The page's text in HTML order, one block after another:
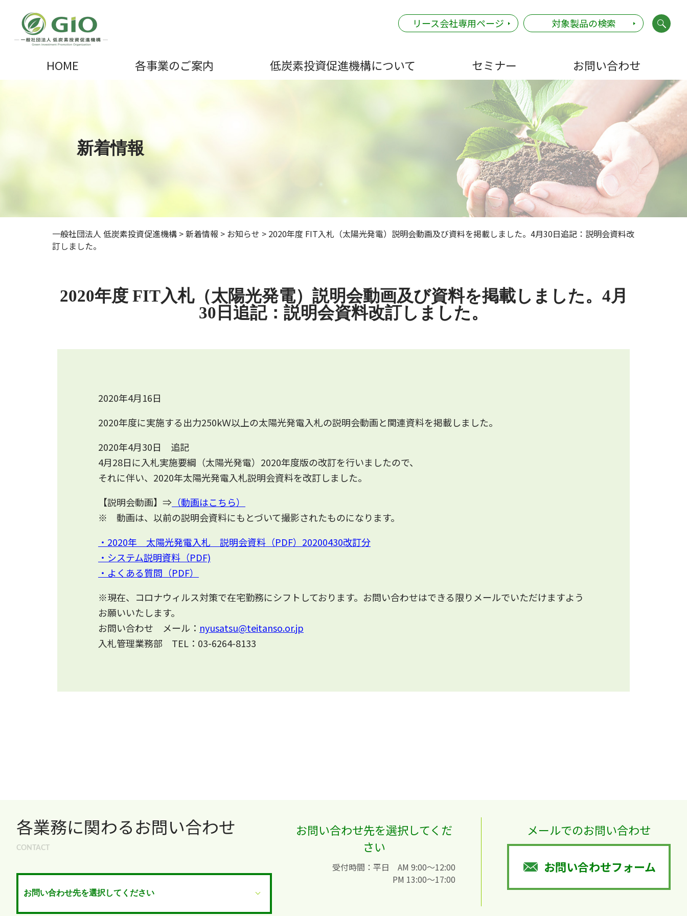
リース会社専用ページ 対象製品の検索
HOME 各事業のご案内 低炭素投資促進機構について セミナー お問い合わせ
新着情報
一般社団法人 低炭素投資促進機構 >新着情報 > お知らせ > 2020年度 FIT入札（太陽光発電）説明会動画及び資料を掲載しました。4月30日追記：説明会資料改
訂しました。
2020年度 FIT入札（太陽光発電）説明会動画及び資料を掲載しました。4月
30日追記：説明会資料改訂しました。
2020年4月16日
2020年度に実施する出力250kＷ以上の太陽光発電入札の説明会動画と関連資料を掲載しました。
2020年4月30日 追記
4月28日に入札実施要綱（太陽光発電）2020年度版の改訂を行いましたので、
それに伴い、2020年太陽光発電入札説明会資料を改訂しました。
【説明会動画】⇒ （動画はこちら）
※ 動画は、以前の説明会資料にもとづいて撮影されたものになります。
・2020年 太陽光発電入札 説明会資料（PDF）20200430改訂分
・システム説明資料（PDF)
・よくある質問（PDF）
※現在、コロナウィルス対策で在宅勤務にシフトしております。お問い合わせはできる限りメールでいただけますよう
お願いいたします。
お問い合わせ メール： nyusatsu@teitanso.or.jp
入札管理業務部 TEL：03-6264-8133
各業務に関わるお問い合わせ
CONTACT
お問い合わせ先を選択してくだ
さい
受付時間：平日 AM 9:00〜12:00
PM 13:00〜17:00
メールでのお問い合わせ
お問い合わせフォーム